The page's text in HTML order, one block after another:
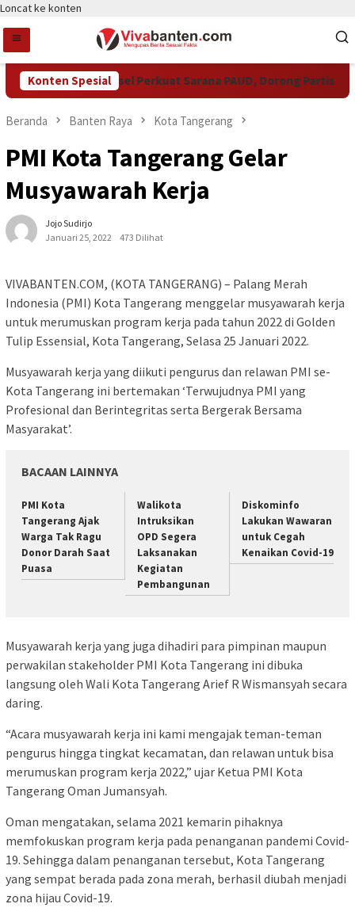
Loncat ke konten
Konten Spesial
Pemkot Tangsel Perkuat Sarana PAUD, Dorong Partisipasi
Beranda Banten Raya Kota Tangerang
PMI Kota Tangerang Gelar
Musyawarah Kerja
Jojo Sudirjo
Januari 25, 2022
473 Dilihat
VIVABANTEN.COM, (KOTA TANGERANG) – Palang Merah
Indonesia (PMI) Kota Tangerang menggelar musyawarah kerja
untuk merumuskan program kerja pada tahun 2022 di Golden
Tulip Essensial, Kota Tangerang, Selasa 25 Januari 2022.
Musyawarah kerja yang diikuti pengurus dan relawan PMI se-
Kota Tangerang ini bertemakan ‘Terwujudnya PMI yang
Profesional dan Berintegritas serta Bergerak Bersama
Masyarakat’.
BACAAN LAINNYA
PMI Kota
Tangerang Ajak
Warga Tak Ragu
Donor Darah Saat
Puasa
Walikota
Intruksikan
OPD Segera
Laksanakan
Kegiatan
Pembangunan
Diskominfo
Lakukan Wawaran
untuk Cegah
Kenaikan Covid-19
Musyawarah kerja yang juga dihadiri para pimpinan maupun
perwakilan stakeholder PMI Kota Tangerang ini dibuka
langsung oleh Wali Kota Tangerang Arief R Wismansyah secara
daring.
“Acara musyawarah kerja ini kami mengajak teman-teman
pengurus hingga tingkat kecamatan, dan relawan untuk bisa
merumuskan program kerja 2022,” ujar Ketua PMI Kota
Tangerang Oman Jumansyah.
Oman mengatakan, selama 2021 kemarin pihaknya
memfokuskan program kerja pada penanganan pandemi Covid-
19. Sehingga dalam penanganan tersebut, Kota Tangerang
yang sempat berada pada zona merah, berhasil diubah menjadi
zona hijau Covid-19.